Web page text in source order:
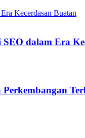
dalam Era
Perkembangan